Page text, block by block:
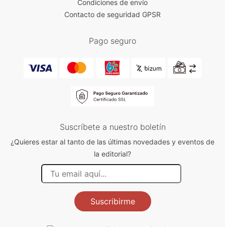
Condiciones de envío
Contacto de seguridad GPSR
Pago seguro
Suscríbete a nuestro boletín
¿Quieres estar al tanto de las últimas novedades y eventos de
la editorial?
Suscribirme